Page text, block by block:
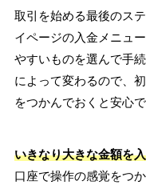
取引を始める最後のス
イページの入金メニュ
やすいものを選んで手
によって変わるので、
をつかんでおくと安心で
いきなり大きな金額を
口座で操作の感覚をつ